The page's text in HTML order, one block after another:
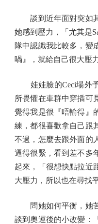
談到近年面對突如其
她感到壓力，「尤其是
隊中認識我比較多，變
喎』，就給自己很大壓
娃娃臉的Ceci場外予
所畏懼在車群中穿插可
覺得我是很『唔輸得』
練，都很喜歡拿自己跟
不過，怎麼去跟外面的
逼得很緊，看到差不多
起來，「很想快點拉近
大壓力，所以也在尋找
問她如何平衡，她苦
談到奧運後的小改變：